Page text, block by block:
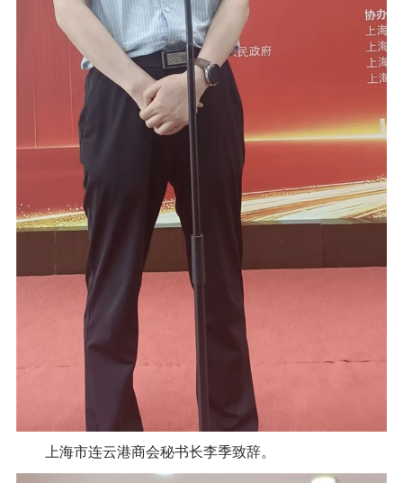
上海市连云港商会秘书长李季致辞。